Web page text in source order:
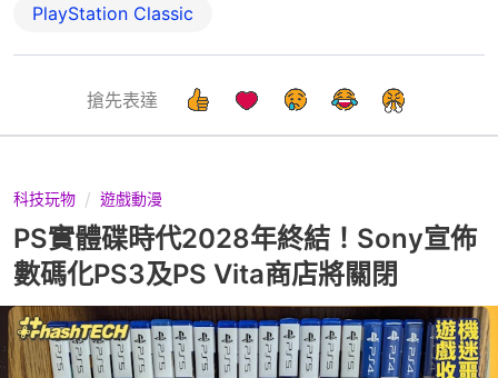
PlayStation Classic
搶先表達
科技玩物 遊戲動漫
PS實體碟時代2028年終結！Sony宣佈
數碼化PS3及PS Vita商店將關閉